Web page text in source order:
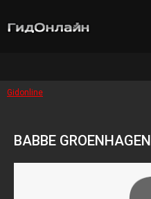
Gidonline
BABBE GROENHAGEN